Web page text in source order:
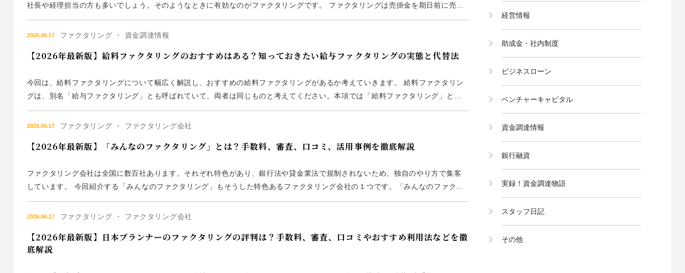
社長や経理担当の方も多いでしょう。そのようなときに有効なのがファクタリングです。 ファクタリングは売掛金を期日前に売却
して資金化する方法です。未回収リスクを負う対価として手数料が差し引かれます。融資とは異なる資金調達として活用されるこ
とも多いです。 た...
2026.06.17 ファクタリング ・ 資金調達情報
【2026年最新版】給料ファクタリングのおすすめはある？知っておきたい給与ファクタリングの実態と代替法
今回は、給料ファクタリングについて幅広く解説し、おすすめの給料ファクタリングがあるか考えていきます。 給料ファクタリン
グは、別名「給与ファクタリング」とも呼ばれていて、両者は同じものと考えてください。本項では「給料ファクタリング」とし
て記述を統一させていただきます。 給料ファクタリングは、みなさま会社員（あるいは公務員）が、会社から毎月もらう給料につ
いて、ファクタリ...
2026.06.17 ファクタリング ・ ファクタリング会社
【2026年最新版】「みんなのファクタリング」とは？手数料、審査、口コミ、活用事例を徹底解説
ファクタリング会社は全国に数百社あります。それぞれ特色があり、銀行法や貸金業法で規制されないため、独自のやり方で集客
しています。 今回紹介する「みんなのファクタリング」もそうした特色あるファクタリング会社の１つです。「みんなのファクタ
リング」がどのような特色、特徴を持つのか、今回は解説いたします。 特に手数料率や審査の流れ、口コミなどについても紹介し
「みんなのファク...
2026.06.17 ファクタリング ・ ファクタリング会社
【2026年最新版】日本プランナーのファクタリングの評判は？手数料、審査、口コミやおすすめ利用法などを徹
底解説
経営情報
助成金・社内制度
ビジネスローン
ベンチャーキャピタル
資金調達情報
銀行融資
実録！資金調達物語
スタッフ日記
その他